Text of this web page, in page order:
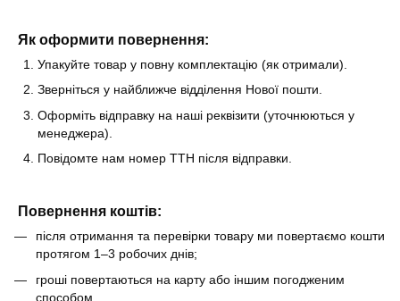
Як оформити повернення:
Упакуйте товар у повну комплектацію (як отримали).
Зверніться у найближче відділення Нової пошти.
Оформіть відправку на наші реквізити (уточнюються у
менеджера).
Повідомте нам номер ТТН після відправки.
Повернення коштів:
після отримання та перевірки товару ми повертаємо кошти
протягом 1–3 робочих днів;
гроші повертаються на карту або іншим погодженим
способом.